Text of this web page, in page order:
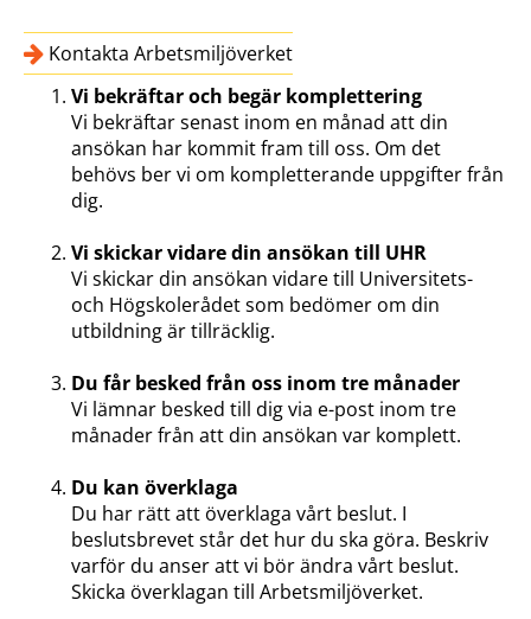
Kontakta Arbetsmiljöverket
Vi bekräftar och begär komplettering
Vi bekräftar senast inom en månad att din
ansökan har kommit fram till oss. Om det
behövs ber vi om kompletterande uppgifter från
dig.
Vi skickar vidare din ansökan till UHR
Vi skickar din ansökan vidare till Universitets-
och Högskolerådet som bedömer om din
utbildning är tillräcklig.
Du får besked från oss inom tre månader
Vi lämnar besked till dig via e-post inom tre
månader från att din ansökan var komplett.
Du kan överklaga
Du har rätt att överklaga vårt beslut. I
beslutsbrevet står det hur du ska göra. Beskriv
varför du anser att vi bör ändra vårt beslut.
Skicka överklagan till Arbetsmiljöverket.